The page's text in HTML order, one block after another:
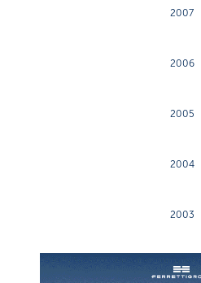
2007
2006
2005
2004
2003